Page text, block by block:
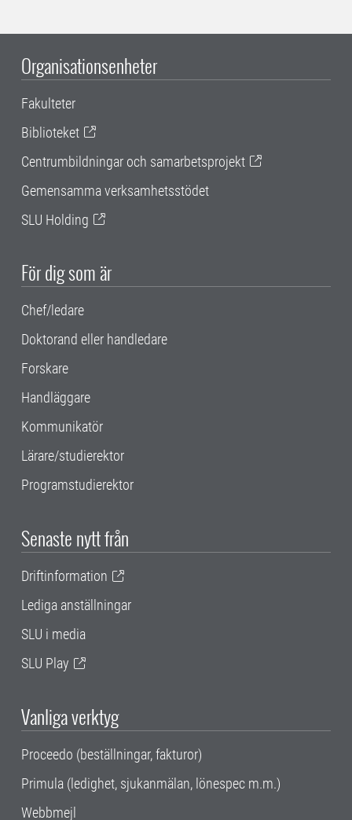
Organisationsenheter
Fakulteter
Biblioteket
Centrumbildningar och samarbetsprojekt
Gemensamma verksamhetsstödet
SLU Holding
För dig som är
Chef/ledare
Doktorand eller handledare
Forskare
Handläggare
Kommunikatör
Lärare/studierektor
Programstudierektor
Senaste nytt från
Driftinformation
Lediga anställningar
SLU i media
SLU Play
Vanliga verktyg
Proceedo (beställningar, fakturor)
Primula (ledighet, sjukanmälan, lönespec m.m.)
Webbmejl